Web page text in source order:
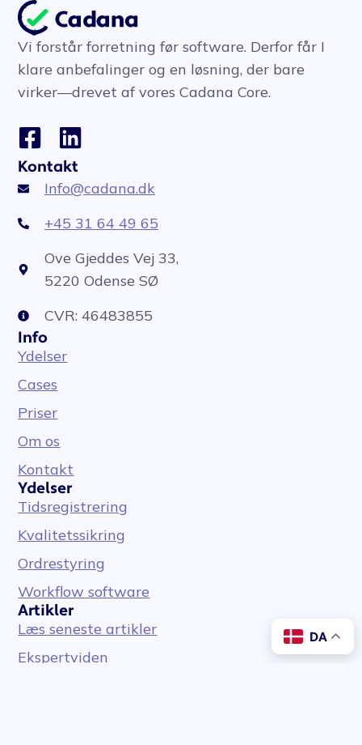
Vi forstår forretning før software. Derfor får I
klare anbefalinger og en løsning, der bare
virker—drevet af vores Cadana Core.
Kontakt
Info@cadana.dk
+45 31 64 49 65
Ove Gjeddes Vej 33,
5220 Odense SØ
CVR: 46483855
Info
Ydelser
Cases
Priser
Om os
Kontakt
Ydelser
Tidsregistrering
Kvalitetssikring
Ordrestyring
Workflow software
Artikler
Læs seneste artikler
Ekspertviden
DA